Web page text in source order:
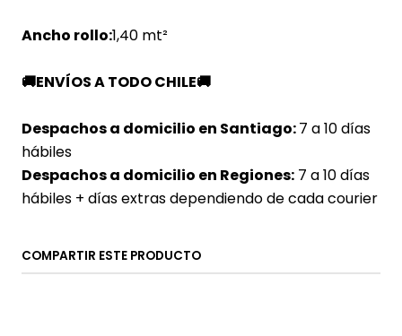
Ancho rollo:1,40 mt²
🚚ENVÍOS A TODO CHILE🚚
Despachos a domicilio en Santiago:7 a 10 días
hábiles
Despachos a domicilio en Regiones: 7 a 10 días
hábiles + días extras dependiendo de cada courier
COMPARTIR ESTE PRODUCTO